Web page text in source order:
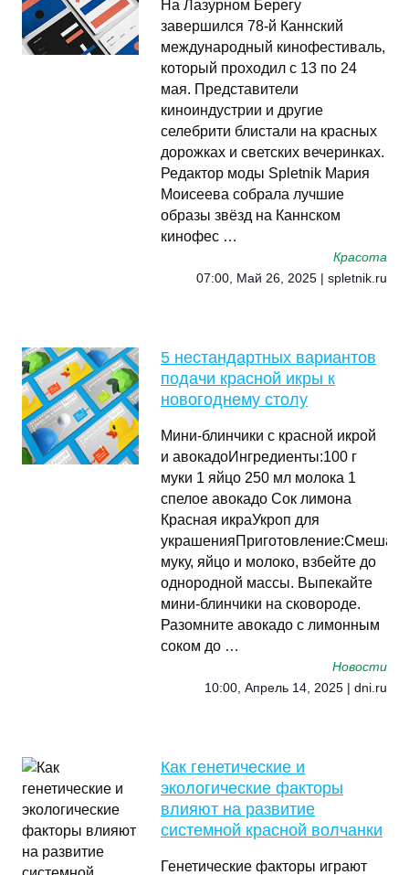
На Лазурном Берегу
завершился 78-й Каннский
международный кинофестиваль,
который проходил с 13 по 24
мая. Представители
киноиндустрии и другие
селебрити блистали на красных
дорожках и светских вечеринках.
Редактор моды Spletnik Мария
Моисеева собрала лучшие
образы звёзд на Каннском
кинофес …
Красота
07:00, Май 26, 2025 | spletnik.ru
5 нестандартных вариантов
подачи красной икры к
новогоднему столу
Мини-блинчики с красной икрой
и авокадоИнгредиенты:100 г
муки 1 яйцо 250 мл молока 1
спелое авокадо Сок лимона
Красная икраУкроп для
муку, яйцо и молоко, взбейте до
однородной массы. Выпекайте
мини-блинчики на сковороде.
Разомните авокадо с лимонным
соком до …
Новости
10:00, Апрель 14, 2025 | dni.ru
Как генетические и
экологические факторы
влияют на развитие
системной красной волчанки
Генетические факторы играют